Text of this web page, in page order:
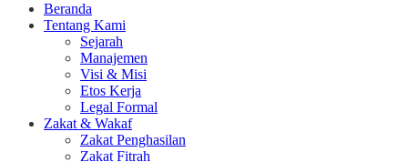
Beranda
Tentang Kami
Sejarah
Manajemen
Visi & Misi
Etos Kerja
Legal Formal
Zakat & Wakaf
Zakat Penghasilan
Zakat Fitrah